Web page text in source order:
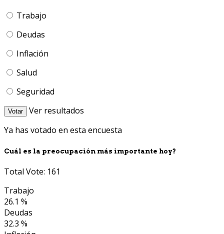
Trabajo
Deudas
Inflación
Salud
Seguridad
Votar
Ver resultados
Ya has votado en esta encuesta
Cuál es la preocupación más importante hoy?
Total Vote: 161
Trabajo
26.1 %
Deudas
32.3 %